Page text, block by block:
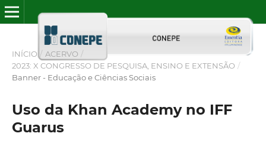
INÍCIO / ACERVO /
2023: X CONGRESSO DE PESQUISA, ENSINO E EXTENSÃO /
Banner - Educação e Ciências Sociais
Uso da Khan Academy no IFF
Guarus